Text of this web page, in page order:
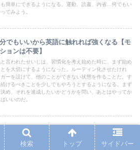
も簡単にできるようになる。運動、読書、内省…何でもい
てみよう。
でもいいから英語に触れれば強くなる【モ
ョンは不要】
言われたせいじは、習慣化を考え始めた時に、まず始め
を大切にするようになった。ルーティン化させたけれ
ーを設けて、他のことができない状態を作ることだ。す
けるべきことを少しでもやろうとするようになる。まず
め、それを達成したいかどうかを問い、あとはやってか
いいのだ。
ってから考えた本当の幸せとは？【自分の
めない】
検索 トップ サイドバー